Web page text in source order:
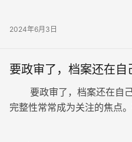
影响政审结果。以下是详细
2024年6月3日
要政审了，档案还在自
要政审了，档案还在自己
完整性常常成为关注的焦点